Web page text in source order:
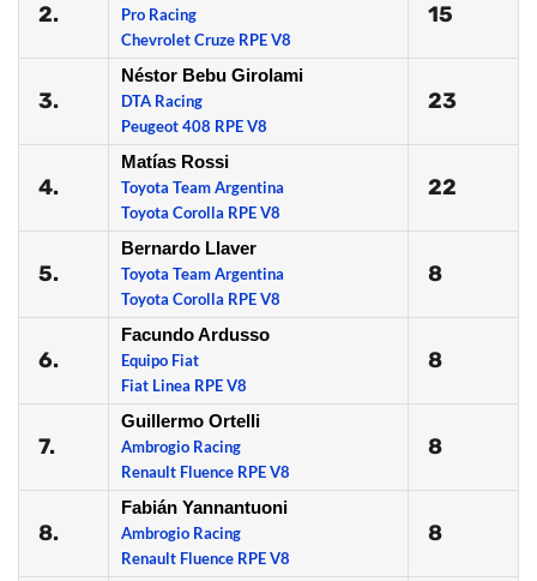
2.
Pro Racing
Chevrolet Cruze RPE V8
15
3.
Néstor Bebu Girolami
DTA Racing
Peugeot 408 RPE V8
23
4.
Matías Rossi
Toyota Team Argentina
Toyota Corolla RPE V8
22
5.
Bernardo Llaver
Toyota Team Argentina
Toyota Corolla RPE V8
8
6.
Facundo Ardusso
Equipo Fiat
Fiat Linea RPE V8
8
7.
Guillermo Ortelli
Ambrogio Racing
Renault Fluence RPE V8
8
8.
Fabián Yannantuoni
Ambrogio Racing
Renault Fluence RPE V8
8